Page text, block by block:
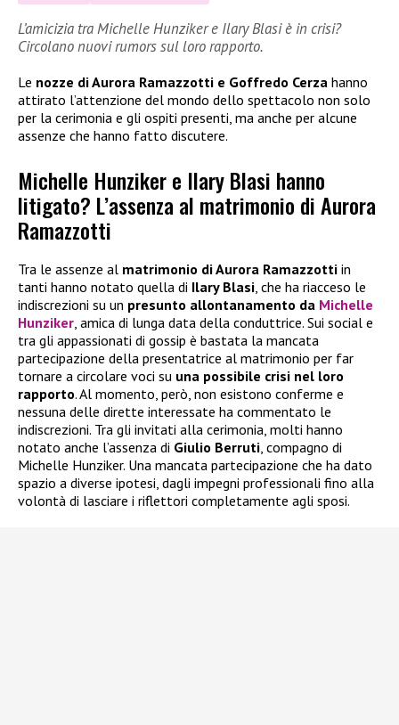
L’amicizia tra Michelle Hunziker e Ilary Blasi è in crisi?
Circolano nuovi rumors sul loro rapporto.
Le nozze di Aurora Ramazzotti e Goffredo Cerza hanno
attirato l’attenzione del mondo dello spettacolo non solo
per la cerimonia e gli ospiti presenti, ma anche per alcune
assenze che hanno fatto discutere.
Michelle Hunziker e Ilary Blasi hanno
litigato? L’assenza al matrimonio di Aurora
Ramazzotti
Tra le assenze al matrimonio di Aurora Ramazzotti in
tanti hanno notato quella di Ilary Blasi, che ha riacceso le
indiscrezioni su un presunto allontanamento da Michelle
Hunziker, amica di lunga data della conduttrice. Sui social e
tra gli appassionati di gossip è bastata la mancata
partecipazione della presentatrice al matrimonio per far
tornare a circolare voci su una possibile crisi nel loro
rapporto. Al momento, però, non esistono conferme e
nessuna delle dirette interessate ha commentato le
indiscrezioni. Tra gli invitati alla cerimonia, molti hanno
notato anche l’assenza di Giulio Berruti, compagno di
Michelle Hunziker. Una mancata partecipazione che ha dato
spazio a diverse ipotesi, dagli impegni professionali fino alla
volontà di lasciare i riflettori completamente agli sposi.